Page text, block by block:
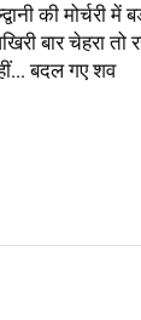
की मोर्चरी
बार चेहरा तो
बदल गए शव